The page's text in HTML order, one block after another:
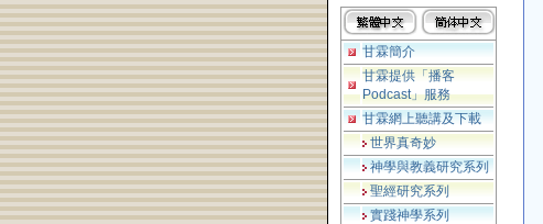
甘霖簡介
甘霖提供「播客
Podcast」服務
甘霖網上聽講及下載
世界真奇妙
神學與教義研究系列
聖經研究系列
實踐神學系列